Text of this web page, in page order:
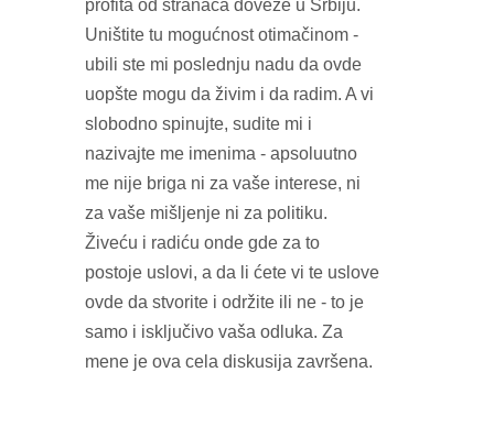
profita od stranaca doveze u Srbiju.
Uništite tu mogućnost otimačinom -
ubili ste mi poslednju nadu da ovde
uopšte mogu da živim i da radim. A vi
slobodno spinujte, sudite mi i
nazivajte me imenima - apsoluutno
me nije briga ni za vaše interese, ni
za vaše mišljenje ni za politiku.
Živeću i radiću onde gde za to
postoje uslovi, a da li ćete vi te uslove
ovde da stvorite i održite ili ne - to je
samo i isključivo vaša odluka. Za
mene je ova cela diskusija završena.